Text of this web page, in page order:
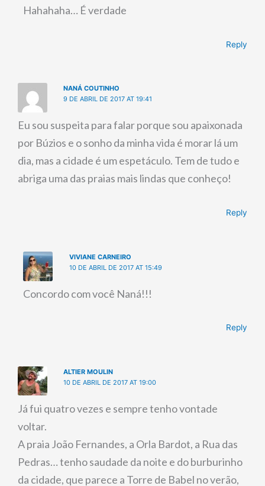
Hahahaha… É verdade
Reply
NANÁ COUTINHO
9 DE ABRIL DE 2017 AT 19:41
Eu sou suspeita para falar porque sou apaixonada
por Búzios e o sonho da minha vida é morar lá um
dia, mas a cidade é um espetáculo. Tem de tudo e
abriga uma das praias mais lindas que conheço!
Reply
VIVIANE CARNEIRO
10 DE ABRIL DE 2017 AT 15:49
Concordo com você Naná!!!
Reply
ALTIER MOULIN
10 DE ABRIL DE 2017 AT 19:00
Já fui quatro vezes e sempre tenho vontade
voltar.
A praia João Fernandes, a Orla Bardot, a Rua das
Pedras… tenho saudade da noite e do burburinho
da cidade, que parece a Torre de Babel no verão,